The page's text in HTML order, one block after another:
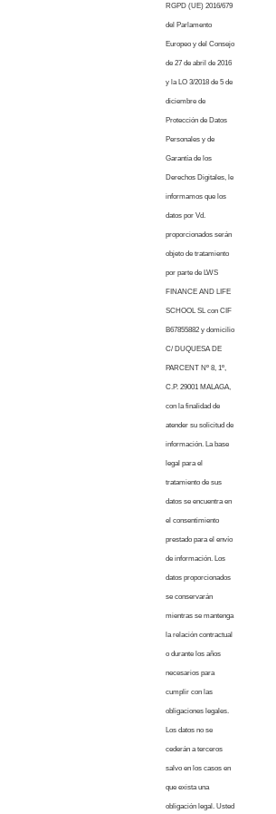
RGPD (UE) 2016/679
del Parlamento
Europeo y del Consejo
de 27 de abril de 2016
y la LO 3/2018 de 5 de
diciembre de
Protección de Datos
Personales y de
Garantía de los
Derechos Digitales, le
informamos que los
datos por Vd.
proporcionados serán
objeto de tratamiento
por parte de LWS
FINANCE AND LIFE
SCHOOL SL con CIF
B67855882 y domicilio
C/ DUQUESA DE
PARCENT Nº 8, 1º,
C.P. 29001 MALAGA,
con la finalidad de
atender su solicitud de
información. La base
legal para el
tratamiento de sus
datos se encuentra en
el consentimiento
prestado para el envío
de información. Los
datos proporcionados
se conservarán
mientras se mantenga
la relación contractual
o durante los años
necesarios para
cumplir con las
obligaciones legales.
Los datos no se
cederán a terceros
salvo en los casos en
que exista una
obligación legal. Usted